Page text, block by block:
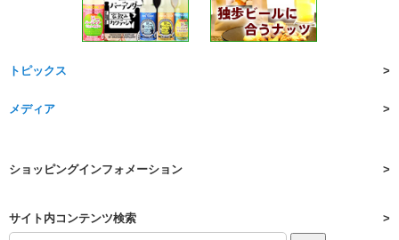
トピックス
メディア
ショッピングインフォメーション
サイト内コンテンツ検索